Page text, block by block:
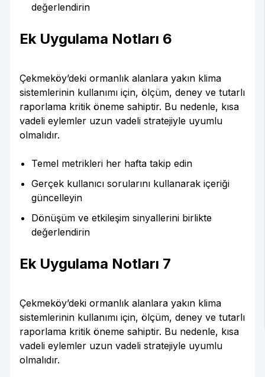
değerlendirin
Ek Uygulama Notları 6
Çekmeköy’deki ormanlık alanlara yakın klima
sistemlerinin kullanımı için, ölçüm, deney ve tutarlı
raporlama kritik öneme sahiptir. Bu nedenle, kısa
vadeli eylemler uzun vadeli stratejiyle uyumlu
olmalıdır.
Temel metrikleri her hafta takip edin
Gerçek kullanıcı sorularını kullanarak içeriği
güncelleyin
Dönüşüm ve etkileşim sinyallerini birlikte
değerlendirin
Ek Uygulama Notları 7
Çekmeköy’deki ormanlık alanlara yakın klima
sistemlerinin kullanımı için, ölçüm, deney ve tutarlı
raporlama kritik öneme sahiptir. Bu nedenle, kısa
vadeli eylemler uzun vadeli stratejiyle uyumlu
olmalıdır.